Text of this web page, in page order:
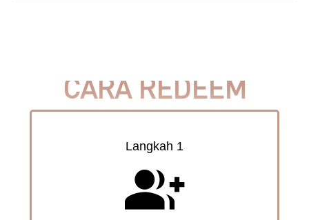
CARA REDEEM
Langkah 1
group_add